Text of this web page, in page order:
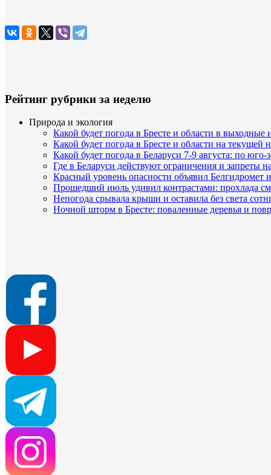
Рейтинг рубрики за неделю
Природа и экология
Какой будет погода в Бресте и области в
Какой будет погода в Бресте и области на текущей
Какой будет погода в Беларуси 7-9 августа: по юго-
Где в Беларуси действуют ограничения и запреты
Красный уровень опасности объявил Белгидромет
Прошедший июль удивил контрастами: прохлада
Непогода срывала крыши и оставила без света
Ночной шторм в Бресте: поваленные деревья и